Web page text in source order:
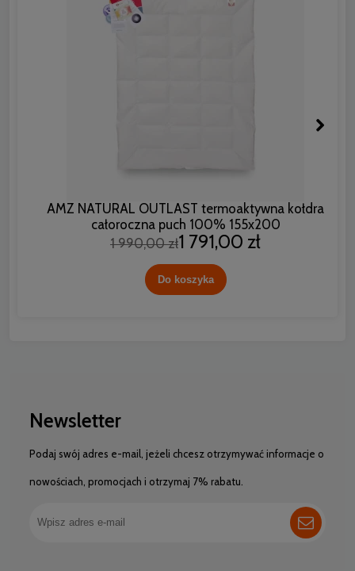
AMZ NATURAL OUTLAST termoaktywna kołdra
całoroczna puch 100% 155x200
1 990,00 zł1 791,00 zł
Do koszyka
Newsletter
Podaj swój adres e-mail, jeżeli chcesz otrzymywać informacje o
nowościach, promocjach i otrzymaj 7% rabatu.